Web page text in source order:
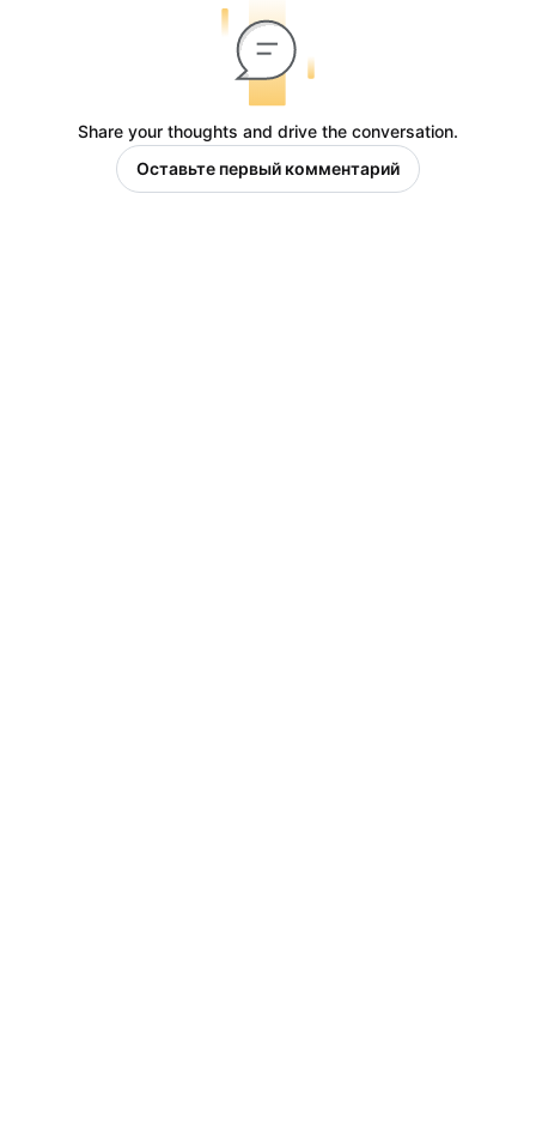
Share your thoughts and drive the conversation.
Оставьте первый комментарий